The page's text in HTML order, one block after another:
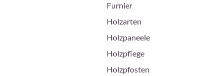
Furnier
Holzarten
Holzpaneele
Holzpflege
Holzpfosten